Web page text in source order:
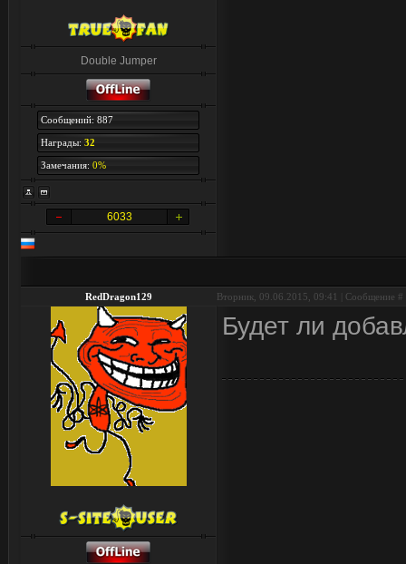
Double Jumper
Сообщений: 887
Награды: 32
Замечания: 0%
6033
RedDragon129 Вторник, 09.06.2015, 09:41 | Сообщение #
Будет ли